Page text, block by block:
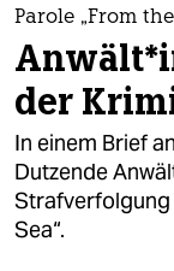
themen
politik
öko
gesellschaft
kultur
Parole „From
der
In einem Brief
Dutzende
Strafverfolgung
Sea“.